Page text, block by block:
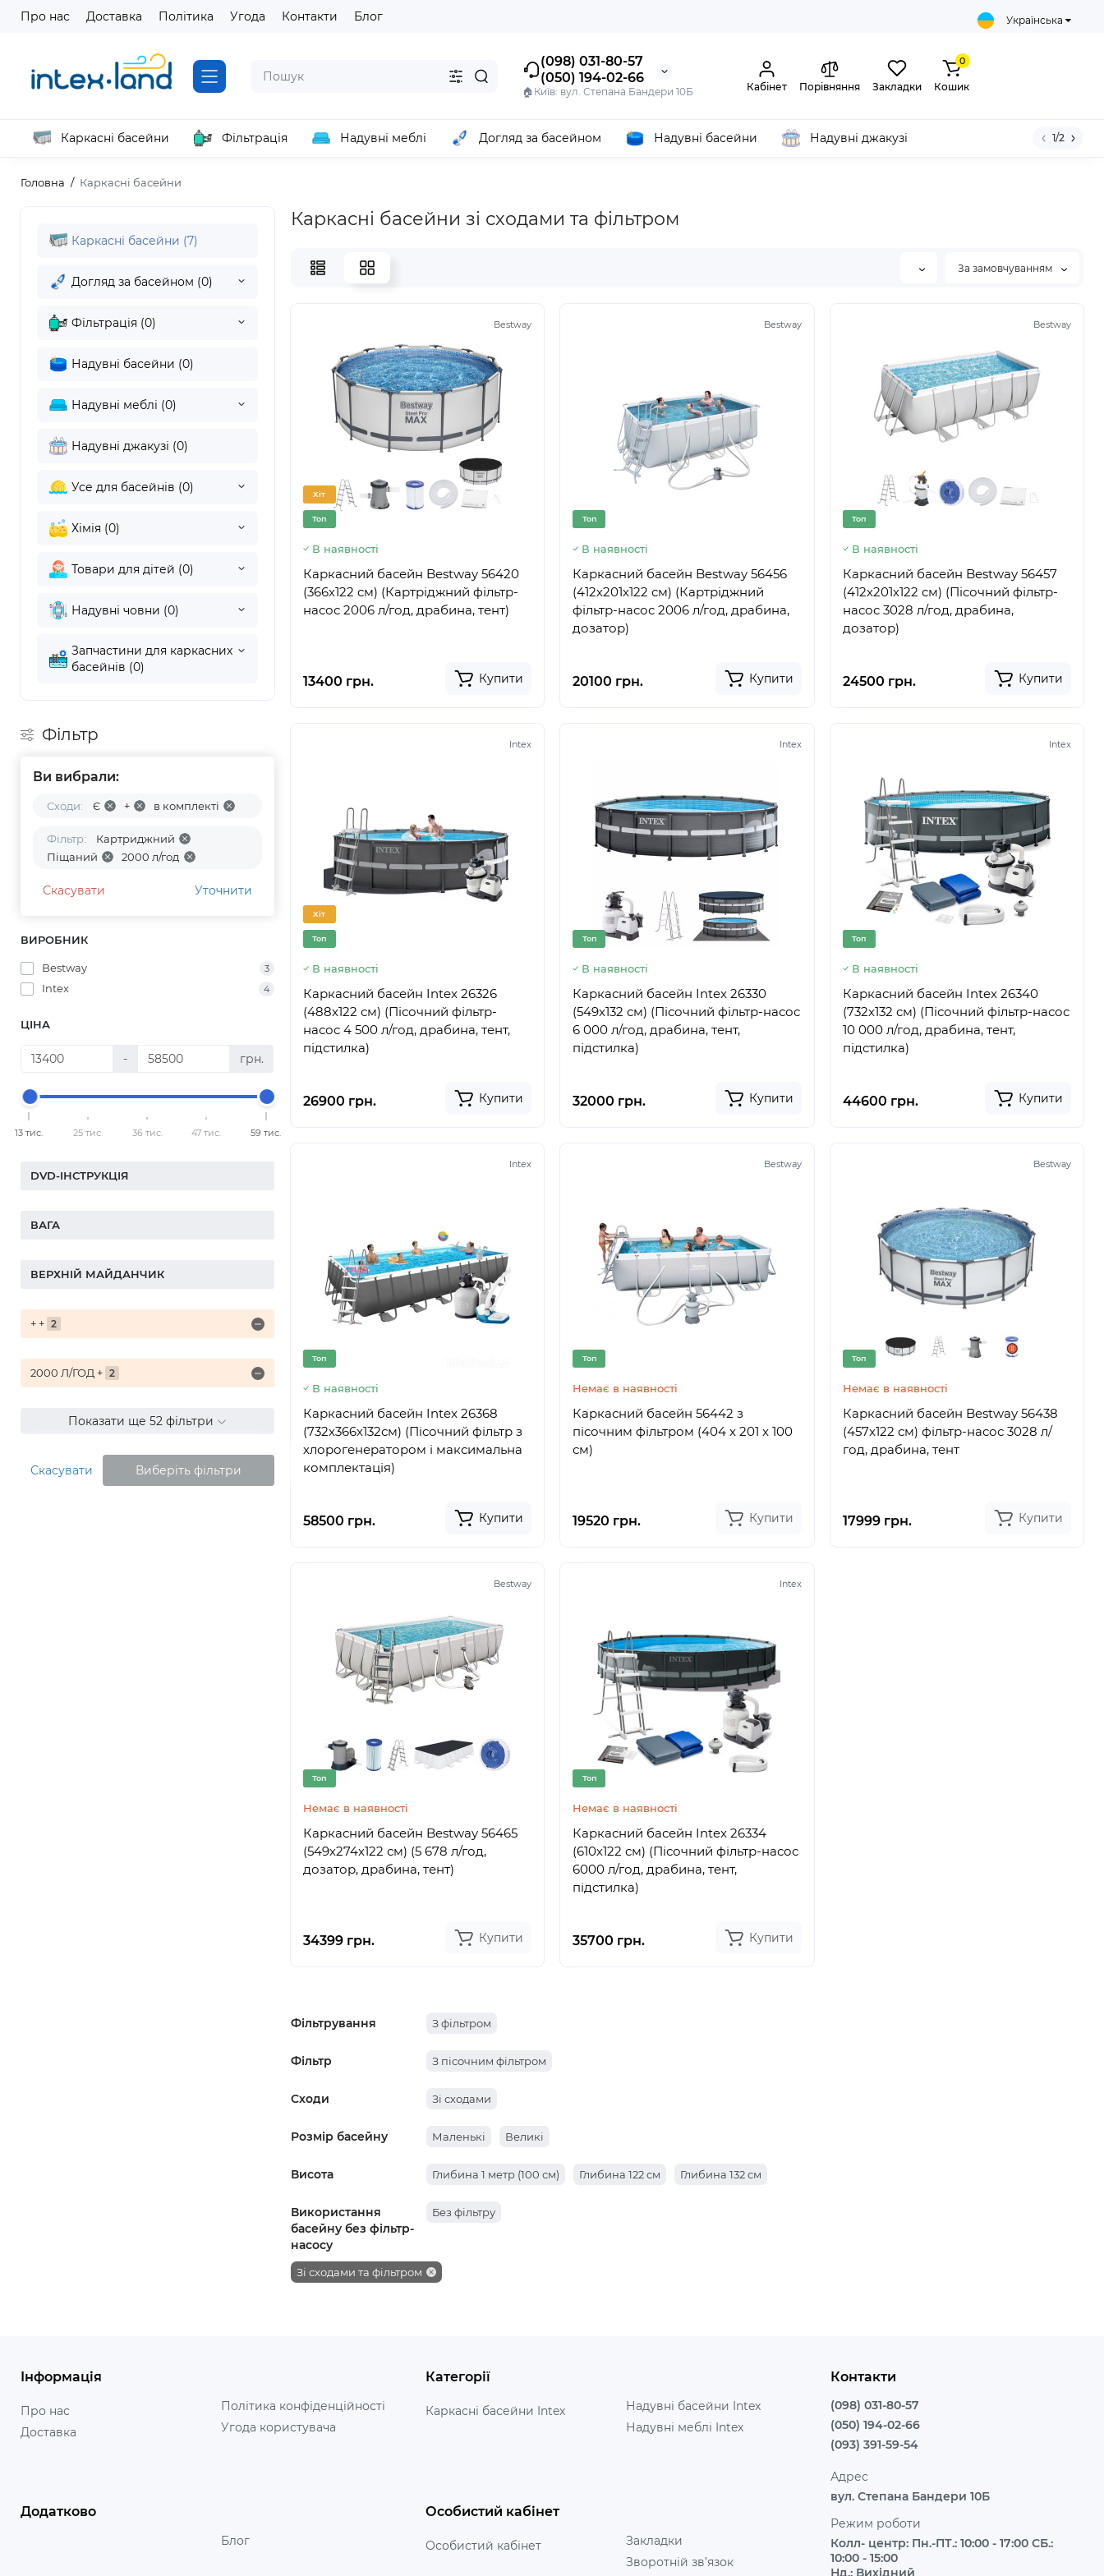
Про нас Доставка Політика Угода Контакти Блог Українська
(098) 031-80-57
(050) 194-02-66
🏠Київ: вул. Степана Бандери 10Б Кабінет Порівняння Закладки
0
Кошик
Каркасні басейни Фільтрація Надувні меблі Догляд за басейном Надувні басейни Надувні джакузі 1/2
Головна Каркасні басейни
Каркасні басейни (7)
Догляд за басейном (0)
Фільтрація (0)
Надувні басейни (0)
Надувні меблі (0)
Надувні джакузі (0)
Усе для басейнів (0)
Хімія (0)
Товари для дітей (0)
Надувні човни (0)
Запчастини для каркасних
басейнів (0)
Фільтр
Ви вибрали:
Сходи: Є + в комплекті
Фільтр:
Картриджний
Піщаний
2000 л/год
Скасувати Уточнити
ВИРОБНИК
Bestway 3
Intex 4
ЦІНА
- грн.
13 тис. 25 тис. 36 тис. 47 тис. 59 тис.
DVD-ІНСТРУКЦІЯ
ВАГА
ВЕРХНІЙ МАЙДАНЧИК
+ + 2
2000 Л/ГОД + 2
Показати ще 52 фільтри
Скасувати Виберіть фільтри
Каркасні басейни зі сходами та фільтром
За замовчуванням
Bestway
Хіт
Топ
В наявності
Каркасний басейн Bestway 56420
(366х122 см) (Картріджний фільтр-
насос 2006 л/год, драбина, тент)
13400 грн. Купити
Bestway
Топ
В наявності
Каркасний басейн Bestway 56456
(412х201х122 см) (Картріджний
фільтр-насос 2006 л/год, драбина,
дозатор)
20100 грн. Купити
Bestway
Топ
В наявності
Каркасний басейн Bestway 56457
(412х201х122 см) (Пісочний фільтр-
насос 3028 л/год, драбина,
дозатор)
24500 грн. Купити
Intex
Хіт
Топ
В наявності
Каркасний басейн Intex 26326
(488x122 см) (Пісочний фільтр-
насос 4 500 л/год, драбина, тент,
підстилка)
26900 грн. Купити
Intex
Топ
В наявності
Каркасний басейн Intex 26330
(549x132 см) (Пісочний фільтр-насос
6 000 л/год, драбина, тент,
підстилка)
32000 грн. Купити
Intex
Топ
В наявності
Каркасний басейн Intex 26340
(732x132 см) (Пісочний фільтр-насос
10 000 л/год, драбина, тент,
підстилка)
44600 грн. Купити
Intex
Топ
В наявності
Каркасний басейн Intex 26368
(732х366х132см) (Пісочний фільтр з
хлорогенератором і максимальна
комплектація)
58500 грн. Купити
Bestway
Топ
Немає в наявності
Каркасний басейн 56442 з
пісочним фільтром (404 x 201 x 100
см)
19520 грн. Купити
Bestway
Топ
Немає в наявності
Каркасний басейн Bestway 56438
(457x122 см) фільтр-насос 3028 л/
год, драбина, тент
17999 грн. Купити
Bestway
Топ
Немає в наявності
Каркасний басейн Bestway 56465
(549х274х122 см) (5 678 л/год,
дозатор, драбина, тент)
34399 грн. Купити
Intex
Топ
Немає в наявності
Каркасний басейн Intex 26334
(610х122 см) (Пісочний фільтр-насос
6000 л/год, драбина, тент,
підстилка)
35700 грн. Купити
Фільтрування З фільтром
Фільтр З пісочним фільтром
Сходи Зі сходами
Розмір басейну Маленькі Великі
Висота Глибина 1 метр (100 см) Глибина 122 см Глибина 132 см
Використання
басейну без фільтр-
насосу
Без фільтру
Зі сходами та фільтром
Інформація
Про нас
Доставка
Політика конфіденційності
Угода користувача
Категорії
Каркасні басейни Intex
Надувні басейни Intex
Надувні меблі Intex
Додатково
Блог
Особистий кабінет
Особистий кабінет
Закладки
Зворотній зв’язок
Контакти
(098) 031-80-57
(050) 194-02-66
(093) 391-59-54
Адрес
вул. Степана Бандери 10Б
Режим роботи
Колл- центр: Пн.-ПТ.: 10:00 - 17:00 СБ.:
10:00 - 15:00
Нд.: Вихідний